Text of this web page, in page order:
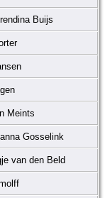
Buijs
Meints
Gosselink
van den Beld